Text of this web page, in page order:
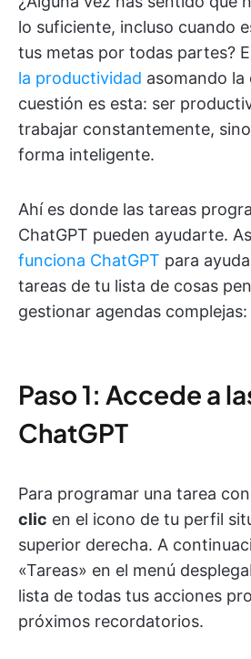
lo suficiente, incluso cuando
tus metas por todas partes?
la productividad asomando la
cuestión es esta: ser
trabajar constantemente,
forma inteligente.
Ahí es donde las tareas
ChatGPT pueden ayudarte.
funciona ChatGPT para
tareas de tu lista de cosas
gestionar agendas complejas:
Paso 1: Accede a
ChatGPT
Para programar una tarea
clic en el icono de tu perfil
superior derecha. A
«Tareas» en el menú
lista de todas tus acciones
próximos recordatorios.